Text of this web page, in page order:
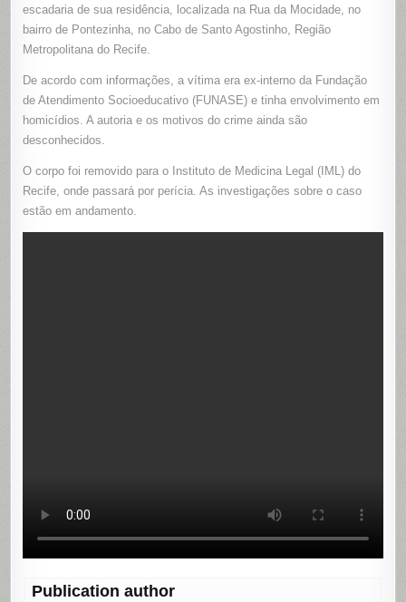
EM
DE
SANTO
escadaria de sua residência, localizada na Rua da Mocidade, no
bairro de Pontezinha, no Cabo de Santo Agostinho, Região
Metropolitana do Recife.
De acordo com informações, a vítima era ex-interno da Fundação
de Atendimento Socioeducativo (FUNASE) e tinha envolvimento em
homicídios. A autoria e os motivos do crime ainda são
desconhecidos.
O corpo foi removido para o Instituto de Medicina Legal (IML) do
Recife, onde passará por perícia. As investigações sobre o caso
estão em andamento.
Publication author